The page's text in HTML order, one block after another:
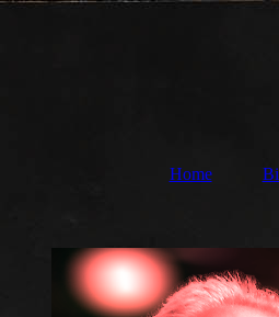
Home